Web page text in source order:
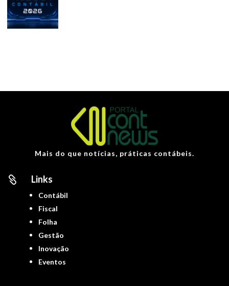
Mais do que notícias, práticas contábeis.
 Links
Contábil
Fiscal
Folha
Gestão
Inovação
Eventos